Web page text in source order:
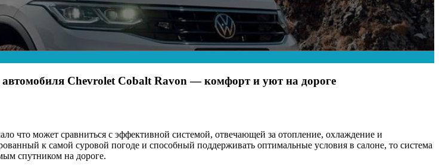
Chevrolet Cobalt Ravon — комфорт и уют на дороге
что может сравниться с эффективной системой, отвечающей за отопление, охлаждение и
к самой суровой погоде и способный поддерживать оптимальные условия в салоне, то система
спутником на дороге.